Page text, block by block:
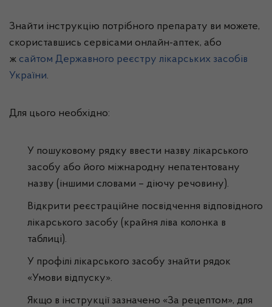
Знайти інструкцію потрібного препарату ви можете,
скориставшись сервісами онлайн-аптек, або
ж сайтом Державного реєстру лікарських засобів
України.
Для цього необхідно:
У пошуковому рядку ввести назву лікарського
засобу або його міжнародну непатентовану
назву (іншими словами – діючу речовину).
Відкрити реєстраційне посвідчення відповідного
лікарського засобу (крайня ліва колонка в
таблиці).
У профілі лікарського засобу знайти рядок
«Умови відпуску».
Якщо в інструкції зазначено «За рецептом», для